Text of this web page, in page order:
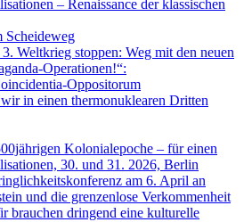
– Renaissance der klassischen
Scheideweg
Weltkrieg stoppen: Weg mit den neuen
Operationen!“:
Oppositorum
in einen thermonuklearen Dritten
Kolonialepoche – für einen
30. und 31. 2026, Berlin
am 6. April an
und die grenzenlose Verkommenheit
brauchen dringend eine kulturelle